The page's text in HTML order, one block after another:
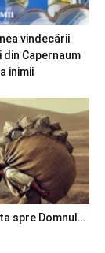
vindecării
Capernaum
inimii
spre Domnul…